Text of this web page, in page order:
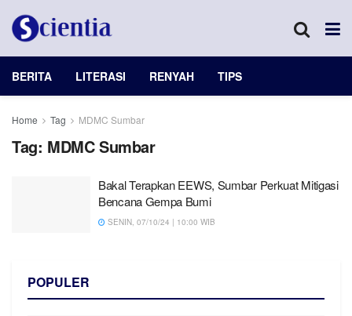
BERITA LITERASI RENYAH TIPS
Home Tag MDMC Sumbar
Tag: MDMC Sumbar
Bakal Terapkan EEWS, Sumbar Perkuat Mitigasi
Bencana Gempa Bumi
SENIN, 07/10/24 | 10:00 WIB
POPULER